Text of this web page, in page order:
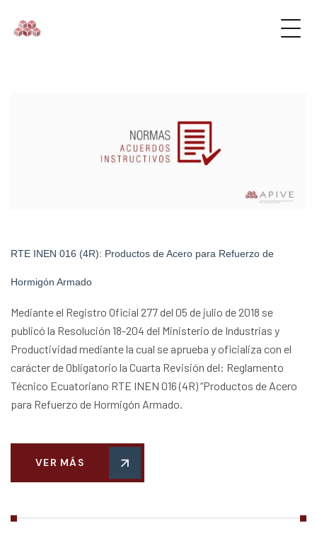
RTE INEN 016 (4R): Productos de Acero para Refuerzo de
Hormigón Armado
Mediante el Registro Oficial 277 del 05 de julio de 2018 se
publicó la Resolución 18-204 del Ministerio de Industrias y
Productividad mediante la cual se aprueba y oficializa con el
carácter de Obligatorio la Cuarta Revisión del: Reglamento
Técnico Ecuatoriano RTE INEN 016 (4R) “Productos de Acero
para Refuerzo de Hormigón Armado.
VER MÁS